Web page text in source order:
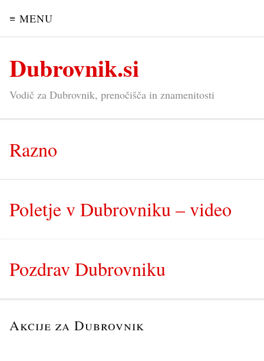
≡ MENU
Dubrovnik.si
Vodič za Dubrovnik, prenočišča in znamenitosti
Razno
Poletje v Dubrovniku – video
Pozdrav Dubrovniku
Akcije za Dubrovnik